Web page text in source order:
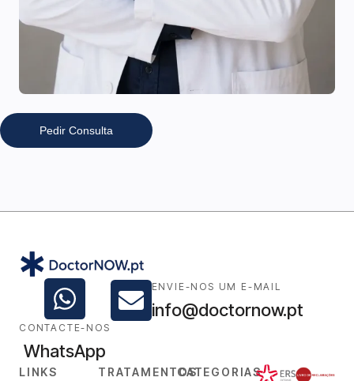
Pedir Consulta
CONTACTE-NOS
WhatsApp
ENVIE-NOS UM E-MAIL
info@doctornow.pt
LINKS TRATAMENTOSCATEGORIAS